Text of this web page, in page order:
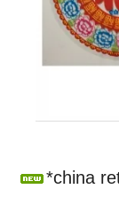
*china